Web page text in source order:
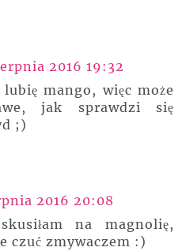
2016 19:32
mango, więc może
jak sprawdzi się
;)
2016 20:08
na magnolię,
czuć zmywaczem :)